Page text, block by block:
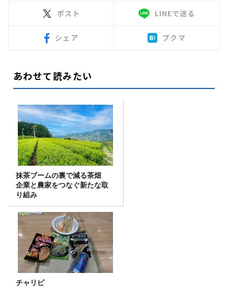
ポスト LINEで送る
シェア ブクマ
あわせて読みたい
抹茶ブームの裏で減る茶畑
企業と農家をつなぐ新たな取
り組み
チャリピ